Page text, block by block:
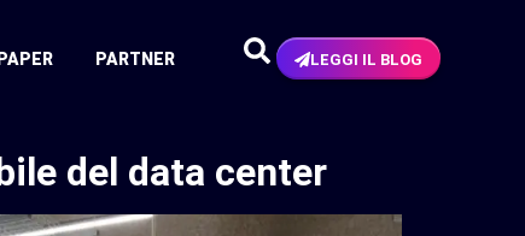
PARTNER LEGGI IL BLOG
del data center